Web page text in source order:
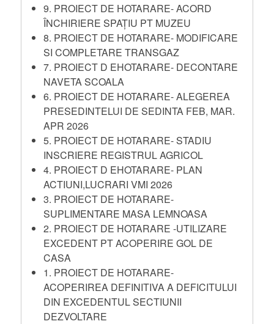
9. PROIECT DE HOTARARE- ACORD
ÎNCHIRIERE SPAȚIU PT MUZEU
8. PROIECT DE HOTARARE- MODIFICARE
SI COMPLETARE TRANSGAZ
7. PROIECT D EHOTARARE- DECONTARE
NAVETA SCOALA
6. PROIECT DE HOTARARE- ALEGEREA
PRESEDINTELUI DE SEDINTA FEB, MAR.
APR 2026
5. PROIECT DE HOTARARE- STADIU
INSCRIERE REGISTRUL AGRICOL
4. PROIECT D EHOTARARE- PLAN
ACTIUNI,LUCRARI VMI 2026
3. PROIECT DE HOTARARE-
SUPLIMENTARE MASA LEMNOASA
2. PROIECT DE HOTARARE -UTILIZARE
EXCEDENT PT ACOPERIRE GOL DE
CASA
1. PROIECT DE HOTARARE-
ACOPERIREA DEFINITIVA A DEFICITULUI
DIN EXCEDENTUL SECTIUNII
DEZVOLTARE